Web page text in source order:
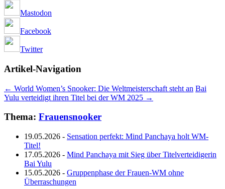
Mastodon
Facebook
Twitter
Artikel-Navigation
← World Women’s Snooker: Die Weltmeisterschaft steht an Bai
Yulu verteidigt ihren Titel bei der WM 2025 →
Thema: Frauensnooker
19.05.2026 - Sensation perfekt: Mind Panchaya holt WM-
Titel!
17.05.2026 - Mind Panchaya mit Sieg über Titelverteidigerin
Bai Yulu
15.05.2026 - Gruppenphase der Frauen-WM ohne
Überraschungen